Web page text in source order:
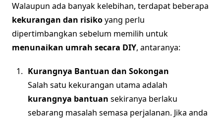
Walaupun ada banyak kelebihan, terdapat beberapa
kekurangan dan risikoyang perlu
dipertimbangkan sebelum memilih untuk
menunaikan umrah secara DIY, antaranya:
Kurangnya Bantuan dan Sokongan
Salah satu kekurangan utama adalah
kurangnya bantuan sekiranya berlaku
sebarang masalah semasa perjalanan. Jika anda